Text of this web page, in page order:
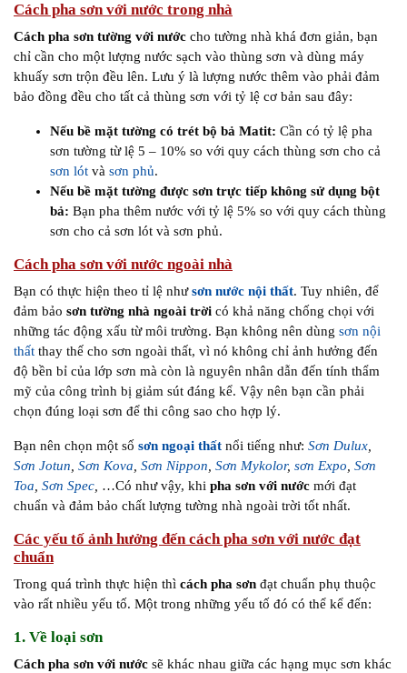
Cách pha sơn với nước trong nhà
Cách pha sơn tường với nước cho tường nhà khá đơn giản, bạn
chỉ cần cho một lượng nước sạch vào thùng sơn và dùng máy
khuấy sơn trộn đều lên. Lưu ý là lượng nước thêm vào phải đảm
bảo đồng đều cho tất cả thùng sơn với tỷ lệ cơ bản sau đây:
Nếu bề mặt tường có trét bộ bả Matit: Cần có tỷ lệ pha
sơn tường từ lệ 5 – 10% so với quy cách thùng sơn cho cả
sơn lót và sơn phủ.
Nếu bề mặt tường được sơn trực tiếp không sử dụng bột
bả: Bạn pha thêm nước với tỷ lệ 5% so với quy cách thùng
sơn cho cả sơn lót và sơn phủ.
Cách pha sơn với nước ngoài nhà
Bạn có thực hiện theo tỉ lệ nhưsơn nước nội thất. Tuy nhiên, để
đảm bảo sơn tường nhà ngoài trời có khả năng chống chọi với
những tác động xấu từ môi trường. Bạn không nên dùng sơn nội
thất thay thế cho sơn ngoài thất, vì nó không chỉ ảnh hưởng đến
độ bền bỉ của lớp sơn mà còn là nguyên nhân dẫn đến tính thẩm
mỹ của công trình bị giảm sút đáng kể. Vậy nên bạn cần phải
chọn đúng loại sơn để thi công sao cho hợp lý.
Bạn nên chọn một số sơn ngoại thất nổi tiếng như: Sơn Dulux
Sơn Jotun Sơn Kova Sơn Nippon Sơn Mykolor, sơn Expo Sơn
Toa Sơn Spec …Có như vậy, khi pha sơn với nước mới đạt
chuẩn và đảm bảo chất lượng tường nhà ngoài trời tốt nhất.
Các yếu tố ảnh hưởng đến cách pha sơn với nước đạt
chuẩn
Trong quá trình thực hiện thì cách pha sơn đạt chuẩn phụ thuộc
vào rất nhiều yếu tố. Một trong những yếu tố đó có thể kể đến:
1. Về loại sơn
Cách pha sơn với nước sẽ khác nhau giữa các hạng mục sơn khác